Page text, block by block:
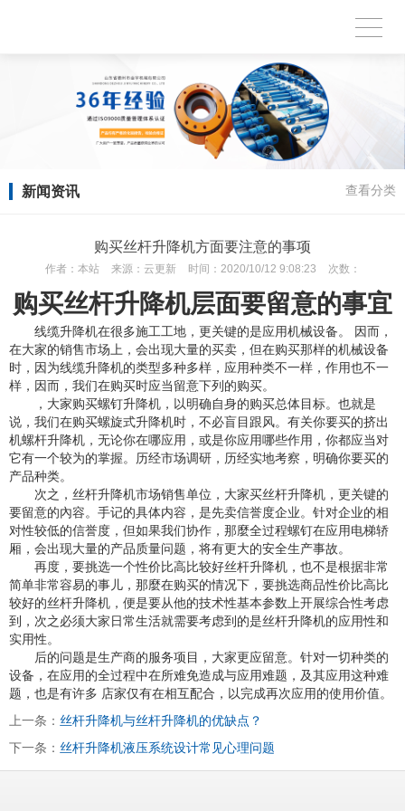
新闻资讯 查看分类
购买丝杆升降机方面要注意的事项
作者： 本站 来源： 云更新 时间： 2020/10/12 9:08:23 次数：
购买丝杆升降机层面要留意的事宜
线缆升降机在很多施工工地，更关键的是应用机械设备。 因而，
在大家的销售市场上，会出现大量的买卖，但在购买那样的机械设备
时，因为线缆升降机的类型多种多样，应用种类不一样，作用也不一
样，因而，我们在购买时应当留意下列的购买。
，大家购买螺钉升降机，以明确自身的购买总体目标。也就是
说，我们在购买螺旋式升降机时，不必盲目跟风。有关你要买的挤出
机螺杆升降机，无论你在哪应用，或是你应用哪些作用，你都应当对
它有一个较为的掌握。历经市场调研，历经实地考察，明确你要买的
产品种类。
次之，丝杆升降机市场销售单位，大家买丝杆升降机，更关键的
要留意的內容。手记的具体内容，是先卖信誉度企业。针对企业的相
对性较低的信誉度，但如果我们协作，那麼全过程螺钉在应用电梯轿
厢，会出现大量的产品质量问题，将有更大的安全生产事故。
再度，要挑选一个性价比高比较好丝杆升降机，也不是根据非常
简单非常容易的事儿，那麼在购买的情况下，要挑选商品性价比高比
较好的丝杆升降机，便是要从他的技术性基本参数上开展综合性考虑
到，次之必须大家日常生活就需要考虑到的是丝杆升降机的应用性和
实用性。
后的问题是生产商的服务项目，大家更应留意。针对一切种类的
设备，在应用的全过程中在所难免造成与应用难题，及其应用这种难
题，也是有许多 店家仅有在相互配合，以完成再次应用的使用价值。
上一条： 丝杆升降机与丝杆升降机的优缺点？
下一条： 丝杆升降机液压系统设计常见心理问题